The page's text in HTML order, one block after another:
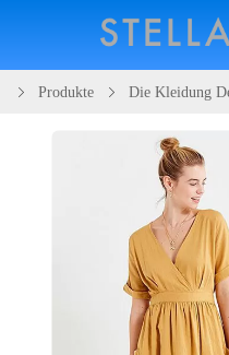
Produkte Die Kleidung